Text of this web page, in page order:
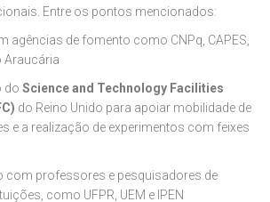
Entre os pontos mencionados:
agências de fomento como CNPq, CAPES,
Araucária
do Science and Technology Facilities
do Reino Unido para apoiar mobilidade de
e a realização de experimentos com feixes
com professores e pesquisadores de
como UFPR, UEM e IPEN